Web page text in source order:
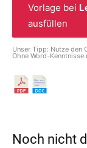
Vorlage bei
ausfüllen
Unser Tipp: Nutze den
Ohne Word-Kenntnisse
Noch nicht